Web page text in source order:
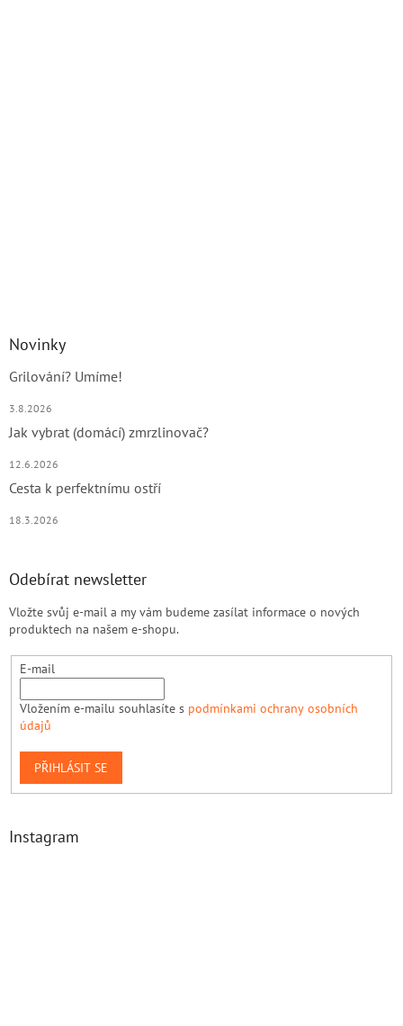
Novinky
Grilování? Umíme!
3.8.2026
Jak vybrat (domácí) zmrzlinovač?
12.6.2026
Cesta k perfektnímu ostří
18.3.2026
Odebírat newsletter
Vložte svůj e-mail a my vám budeme zasílat informace o nových
produktech na našem e-shopu.
E-mail
Vložením e-mailu souhlasíte s podmínkami ochrany osobních
údajů
PŘIHLÁSIT SE
Instagram